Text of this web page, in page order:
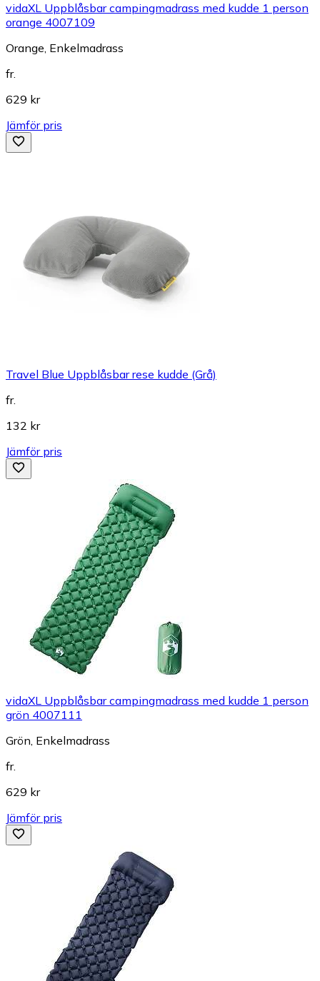
vidaXL Uppblåsbar campingmadrass med kudde 1 person
orange 4007109
Orange, Enkelmadrass
fr.
629 kr
Jämför pris
Travel Blue Uppblåsbar rese kudde (Grå)
fr.
132 kr
Jämför pris
vidaXL Uppblåsbar campingmadrass med kudde 1 person
grön 4007111
Grön, Enkelmadrass
fr.
629 kr
Jämför pris